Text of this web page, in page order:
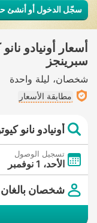
سجّل الدخول أو أنشئ
أسعار أونيادو
سبرينجز
شخصان ليلة واحدة
مطابقة الأسعار
أونيادو نانو
تسجيل الوصول
الأحد، 1 نوفمبر
شخصان بالغان